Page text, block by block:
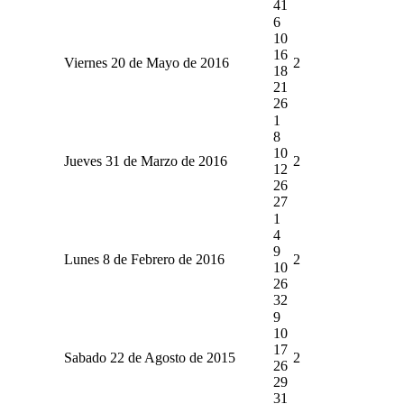
41
Viernes 20 de Mayo de 2016
6
10
16
18
21
26
2
Jueves 31 de Marzo de 2016
1
8
10
12
26
27
2
Lunes 8 de Febrero de 2016
1
4
9
10
26
32
2
Sabado 22 de Agosto de 2015
9
10
17
26
29
31
2